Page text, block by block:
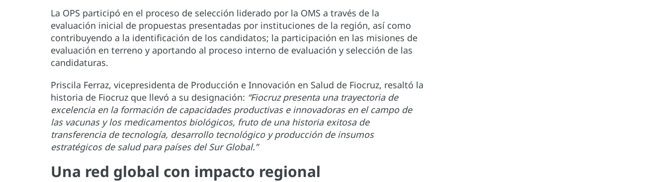
La OPS participó en el proceso de selección liderado por la OMS a través de la
evaluación inicial de propuestas presentadas por instituciones de la región, así como
contribuyendo a la identificación de los candidatos; la participación en las misiones de
evaluación en terreno y aportando al proceso interno de evaluación y selección de las
candidaturas.
Priscila Ferraz, vicepresidenta de Producción e Innovación en Salud de Fiocruz, resaltó la
historia de Fiocruz que llevó a su designación: “Fiocruz presenta una trayectoria de
excelencia en la formación de capacidades productivas e innovadoras en el campo de
las vacunas y los medicamentos biológicos, fruto de una historia exitosa de
transferencia de tecnología, desarrollo tecnológico y producción de insumos
estratégicos de salud para países del Sur Global.”
Una red global con impacto regional